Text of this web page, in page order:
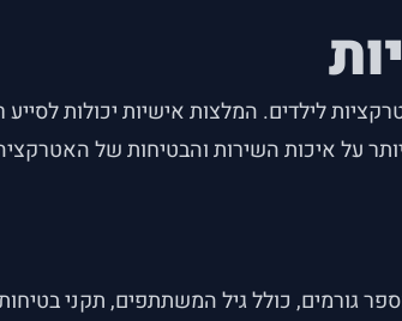
לילדים. המלצות אישיות יכולות
על איכות השירות והבטיחות של
גורמים, כולל גיל המשתתפים, תקני